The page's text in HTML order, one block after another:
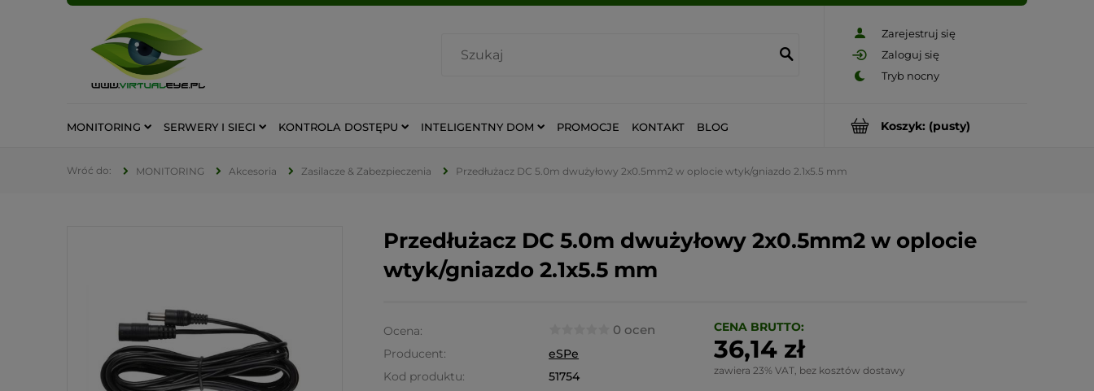
Zarejestruj się
Zaloguj się
Koszyk: (pusty)
MONITORING SERWERY I SIECI KONTROLA DOSTĘPU INTELIGENTNY DOM PROMOCJE KONTAKT BLOG
MONITORING Akcesoria Zasilacze & Zabezpieczenia Przedłużacz DC 5.0m dwużyłowy 2x0.5mm2 w oplocie wtyk/gniazdo 2.1x5.5 mm
Przedłużacz DC 5.0m dwużyłowy 2x0.5mm2 w oplocie
wtyk/gniazdo 2.1x5.5 mm
Ocena: 0 ocen
Producent:
eSPe
Kod produktu:
51754
CENA BRUTTO:
36,14 zł
zawiera 23% VAT, bez kosztów dostawy